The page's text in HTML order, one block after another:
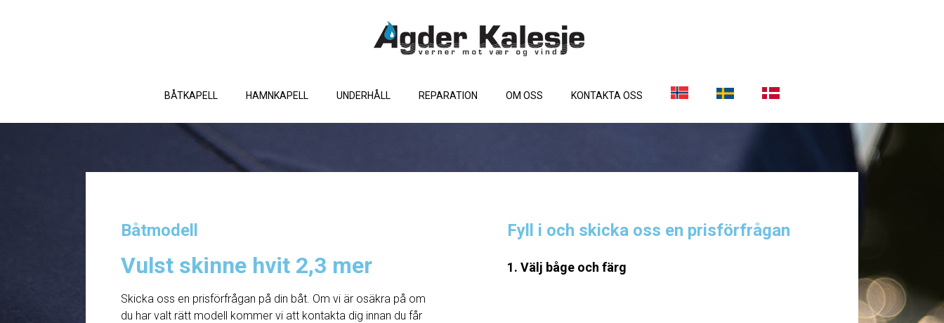
BÅTKAPELL HAMNKAPELL UNDERHÅLL REPARATION OM OSS KONTAKTA OSS
Båtmodell
Vulst skinne hvit 2,3 mer
Skicka oss en prisförfrågan på din båt. Om vi ​​är osäkra på om
du har valt rätt modell kommer vi att kontakta dig innan du får
Fyll i och skicka oss en prisförfrågan
1. Välj båge och färg